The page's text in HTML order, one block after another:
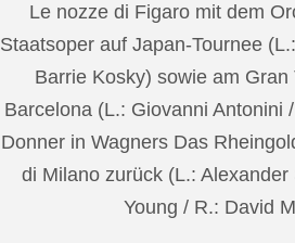
Le nozze di Figaro mit dem
Staatsoper auf Japan-Tournee
Barrie Kosky) sowie am Gran
Barcelona (L.: Giovanni Antonini
Donner in Wagners Das
di Milano zurück (L.:
Young / R.: David